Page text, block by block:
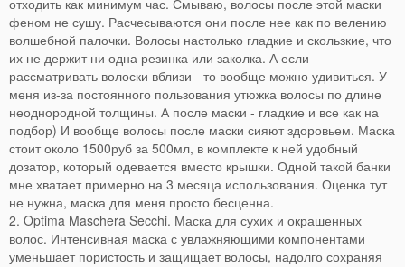
отходить как минимум час. Смываю, волосы после этой маски
феном не сушу. Расчесываются они после нее как по велению
волшебной палочки. Волосы настолько гладкие и скользкие, что
их не держит ни одна резинка или заколка. А если
рассматривать волоски вблизи - то вообще можно удивиться. У
меня из-за постоянного пользования утюжка волосы по длине
неоднородной толщины. А после маски - гладкие и все как на
подбор) И вообще волосы после маски сияют здоровьем. Маска
стоит около 1500руб за 500мл, в комплекте к ней удобный
дозатор, который одевается вместо крышки. Одной такой банки
мне хватает примерно на 3 месяца использования. Оценка тут
не нужна, маска для меня просто бесценна.
2. Optima Maschera Secchi. Маска для сухих и окрашенных
волос. Интенсивная маска с увлажняющими компонентами
уменьшает пористость и защищает волосы, надолго сохраняя